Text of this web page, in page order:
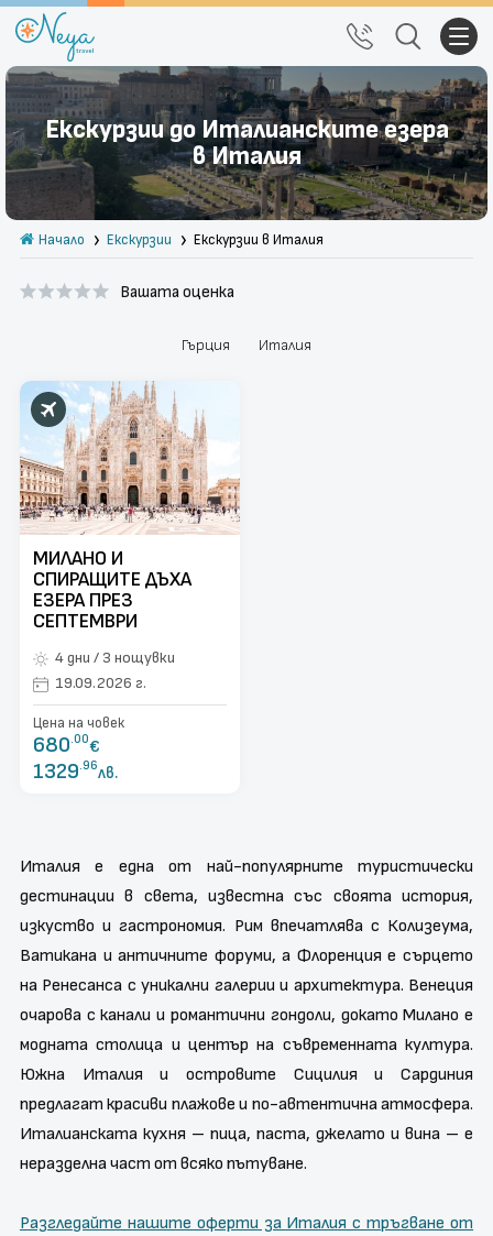
Почивки
Екскурзии
Тръгване от Варна
Екзотика
Почивки в България
Празници
За нас
Политика за
поверителност
Екскурзии до Италианските езера
в Италия
Начало Екскурзии Екскурзии в Италия
Вашата оценка
Гърция Италия
МИЛАНО И
СПИРАЩИТЕ ДЪХА
ЕЗЕРА ПРЕЗ
СЕПТЕМВРИ
4 дни / 3 нощувки
19.09.2026 г.
Цена на човек
680 .00€
1329 .96лв.
Италия е една от най-популярните туристически
дестинации в света, известна със своята история,
изкуство и гастрономия. Рим впечатлява с Колизеума,
Ватикана и античните форуми, а Флоренция е сърцето
на Ренесанса с уникални галерии и архитектура. Венеция
очарова с канали и романтични гондоли, докато Милано е
модната столица и център на съвременната култура.
Южна Италия и островите Сицилия и Сардиния
предлагат красиви плажове и по-автентична атмосфера.
Италианската кухня – пица, паста, джелато и вина – е
неразделна част от всяко пътуване.
Разгледайте нашите оферти за Италия с тръгване от